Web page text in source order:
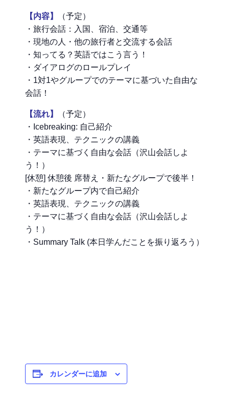
【内容】
（予定）
・旅行会話：入国、宿泊、交通等
・現地の人・他の旅行者と交流する会話
・知ってる？英語ではこう言う！
・ダイアログのロールプレイ
・1対1やグループでのテーマに基づいた自由な
会話！
【流れ】
（予定）
・Icebreaking: 自己紹介
・英語表現、テクニックの講義
・テーマに基づく自由な会話（沢山会話しよ
う！）
[休憩] 休憩後 席替え・新たなグループで後半！
・新たなグループ内で自己紹介
・英語表現、テクニックの講義
・テーマに基づく自由な会話（沢山会話しよ
う！）
・Summary Talk (本日学んだことを振り返ろう）
カレンダーに追加